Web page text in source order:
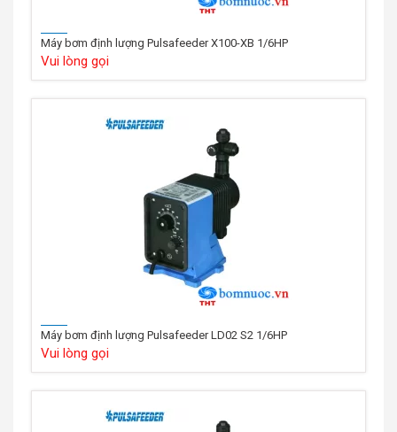
Máy bơm định lượng Pulsafeeder X100-XB 1/6HP
Vui lòng gọi
Máy bơm định lượng Pulsafeeder LD02 S2 1/6HP
Vui lòng gọi